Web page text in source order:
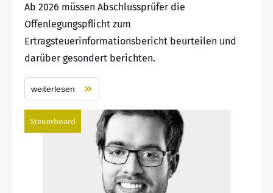
Ab 2026 müssen Abschlussprüfer die
Offenlegungspflicht zum
Ertragsteuerinformationsbericht beurteilen und
darüber gesondert berichten.
weiterlesen
Steuerboard